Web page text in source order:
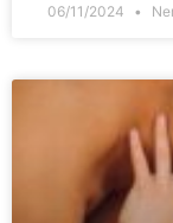
06/11/2024